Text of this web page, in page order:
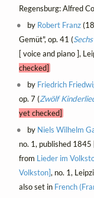
Regensburg: Alfred
by Robert Franz
Gemüt", op. 41 (
[ voice and piano ],
checked]
by Friedrich
op. 7 (Zwölf
yet checked]
by Niels Wilhelm
no. 1, published
from Lieder im
Volkston], no. 1,
also set in French